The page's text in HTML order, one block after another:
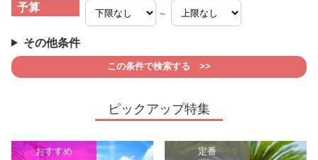
予算
～
その他条件
ピックアップ特集
おすすめ 定番